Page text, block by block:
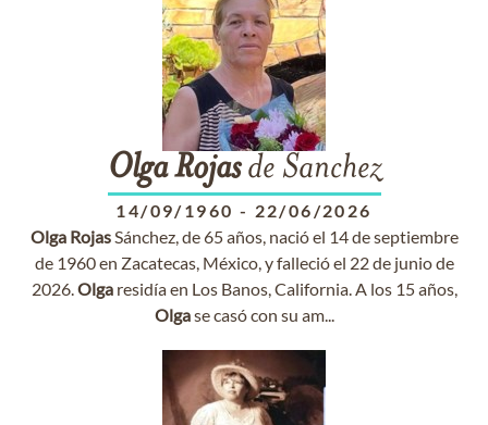
Olga Rojasde Sanchez
14/09/1960 - 22/06/2026
Olga RojasSánchez, de 65 años, nació el 14 de septiembre
de 1960 en Zacatecas, México, y falleció el 22 de junio de
2026.Olgaresidía en Los Banos, California. A los 15 años,
Olgase casó con su am...